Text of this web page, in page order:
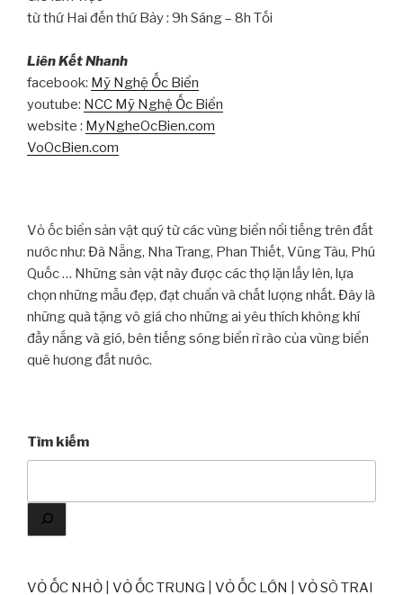
từ thứ Hai đến thứ Bảy : 9h Sáng – 8h Tối
Liên Kết Nhanh
facebook: Mỹ Nghệ Ốc Biển
youtube: NCC Mỹ Nghệ Ốc Biển
website : MyNgheOcBien.com
VoOcBien.com
Vỏ ốc biển sản vật quý từ các vùng biển nổi tiếng trên đất
nước như: Đà Nẵng, Nha Trang, Phan Thiết, Vũng Tàu, Phú
Quốc … Những sản vật này được các thợ lặn lấy lên, lựa
chọn những mẫu đẹp, đạt chuẩn và chất lượng nhất. Đây là
những quà tặng vô giá cho những ai yêu thích không khí
đầy nắng và gió, bên tiếng sóng biển rì rào của vùng biển
quê hương đất nước.
Tìm kiếm
VỎ ỐC NHỎ VỎ ỐC TRUNG VỎ ỐC LỚN VỎ SÒ TRAI